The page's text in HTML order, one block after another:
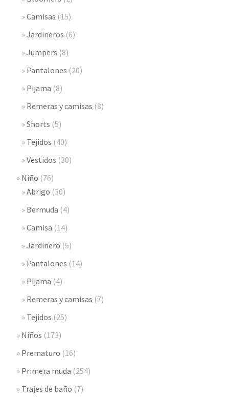
Camisas (15)
Jardineros (6)
Jumpers (8)
Pantalones (20)
Pijama (8)
Remeras y camisas (8)
Shorts (5)
Tejidos (40)
Vestidos (30)
Niño (76)
Abrigo (30)
Bermuda (4)
Camisa (14)
Jardinero (5)
Pantalones (14)
Pijama (4)
Remeras y camisas (7)
Tejidos (25)
Niños (173)
Prematuro (16)
Primera muda (254)
Trajes de baño (7)